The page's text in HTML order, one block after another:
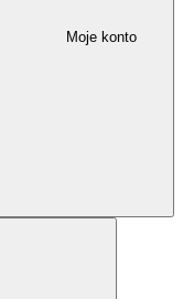
Moje konto